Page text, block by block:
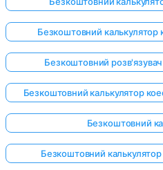
Безкоштовний калькулятор
Безкоштовний
Безкоштовний калькулятор
Безкоштовний
Безкоштовний